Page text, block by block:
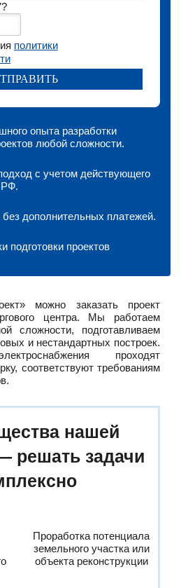
политики
опыта разработки
любой сложности.
с учетом действующего
РФ.
дополнительных платежей.
подготовки проектов
можно заказать проект
центра. Мы работаем
сложности, подготавливаем
и нестандартных построек.
проходят
соответствуют требованиям
нашей
решать задачи
Проработка потенциала
земельного участка или
объекта реконструкции